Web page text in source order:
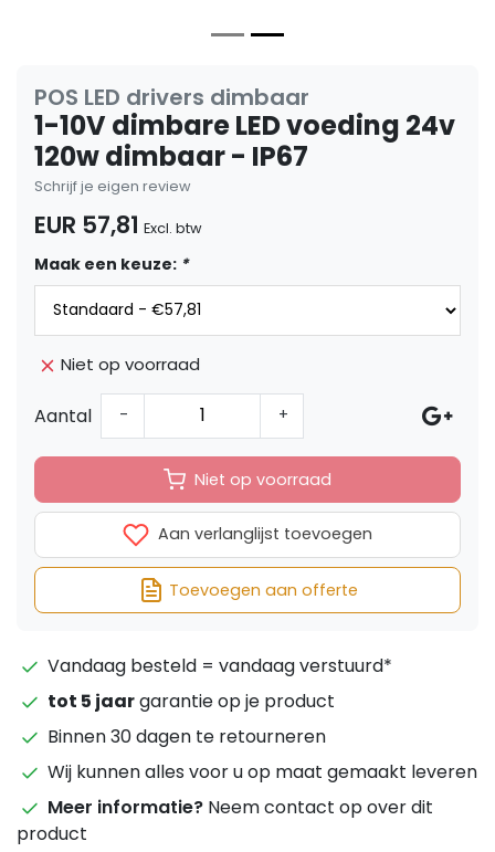
POS LED drivers dimbaar
1-10V dimbare LED voeding 24v
120w dimbaar - IP67
Schrijf je eigen review
EUR 57,81 Excl. btw
Maak een keuze: *
Niet op voorraad
Aantal - +
Niet op voorraad
Aan verlanglijst toevoegen
Toevoegen aan offerte
Vandaag besteld = vandaag verstuurd*
tot 5 jaargarantie op je product
Binnen 30 dagen te retourneren
Wij kunnen alles voor u op maat gemaakt leveren
Meer informatie? Neem contact op over dit
product